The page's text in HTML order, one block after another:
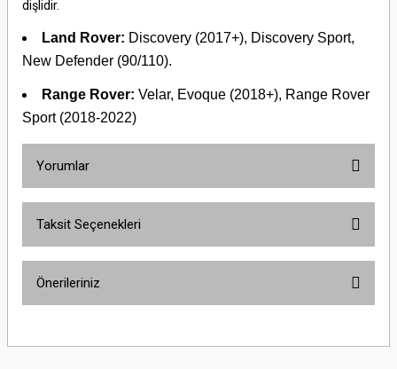
dişlidir.
Land Rover: Discovery (2017+), Discovery Sport,
New Defender (90/110).
Range Rover: Velar, Evoque (2018+), Range Rover
Sport (2018-2022)
Yorumlar
Taksit Seçenekleri
Önerileriniz
yetersiz gördüğünüz noktaları öneri formunu kullanarak tarafımıza